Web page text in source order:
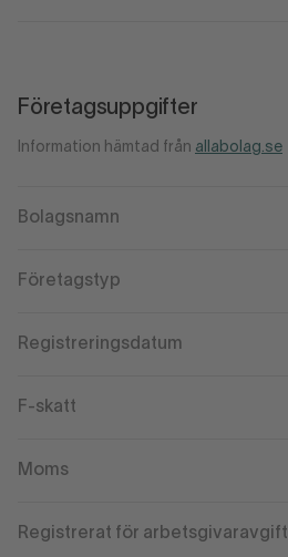
Företagsuppgifter
Information hämtad från allabolag.se
Bolagsnamn
Företagstyp
Registreringsdatum
F-skatt
Moms
Registrerat för arbetsgivaravgift